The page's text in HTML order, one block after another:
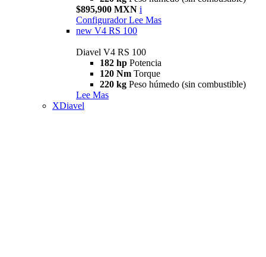
$895,900 MXN i
Configurador Lee Mas
new V4 RS 100
Diavel V4 RS 100
182 hp Potencia
120 Nm Torque
220 kg Peso húmedo (sin combustible)
Lee Mas
XDiavel